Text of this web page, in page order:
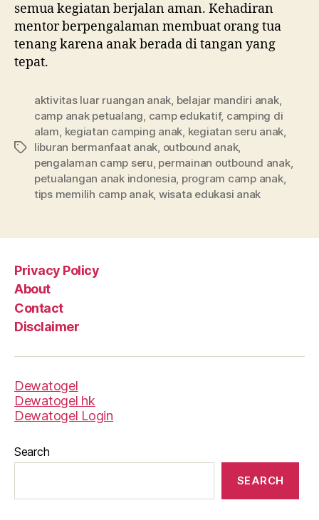
semua kegiatan berjalan aman. Kehadiran
mentor berpengalaman membuat orang tua
tenang karena anak berada di tangan yang
tepat.
Tags
aktivitas luar ruangan anak, belajar mandiri anak,
camp anak petualang, camp edukatif, camping di
alam, kegiatan camping anak, kegiatan seru anak,
liburan bermanfaat anak, outbound anak,
pengalaman camp seru, permainan outbound anak,
petualangan anak indonesia, program camp anak,
tips memilih camp anak, wisata edukasi anak
Privacy Policy
About
Contact
Disclaimer
Dewatogel
Dewatogel hk
Dewatogel Login
Search
SEARCH